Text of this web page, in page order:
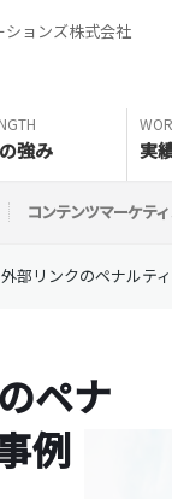
ションズ株式会社
強み 実
コンテンツマーケテ
外部リンクのペナルテ
ペナ
例